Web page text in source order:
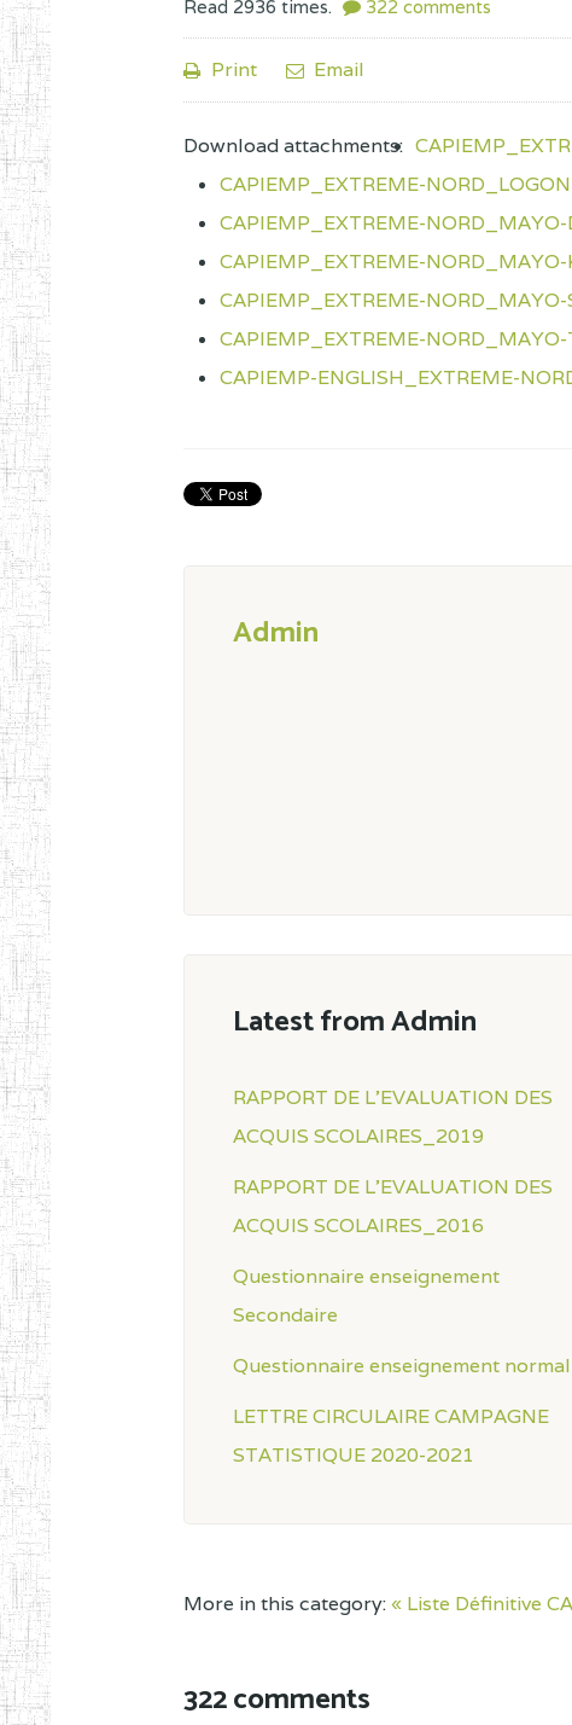
Read 2936 times. 322 comments
Print Email
Download attachments:
CAPIEMP_EXTREME-
CAPIEMP_EXTREME-
CAPIEMP_EXTREME-
CAPIEMP_EXTREME-
CAPIEMP_EXTREME-
CAPIEMP-ENGLISH_EXTREME-
Admin
Latest from Admin
RAPPORT DE L'EVALUATION DES
ACQUIS SCOLAIRES_2019
RAPPORT DE L'EVALUATION DES
ACQUIS SCOLAIRES_2016
Questionnaire enseignement
Secondaire
Questionnaire enseignement normal
LETTRE CIRCULAIRE CAMPAGNE
STATISTIQUE 2020-2021
More in this category:« Liste Définitive
322 comments